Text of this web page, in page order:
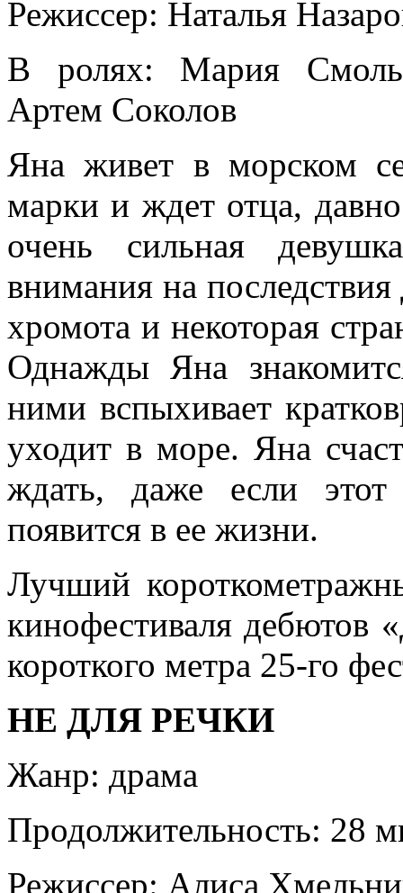
Режиссер: Наталья
В ролях: Мария
Артем Соколов
Яна живет в морском
марки и ждет отца,
очень сильная
внимания на
хромота и некоторая
Однажды Яна
ними вспыхивает
уходит в море. Яна
ждать, даже если
появится в ее жизни.
Лучший
кинофестиваля дебютов
короткого метра 25-го
НЕ ДЛЯ РЕЧКИ
Жанр: драма
Продолжительность: 28
Режиссер: Алиса